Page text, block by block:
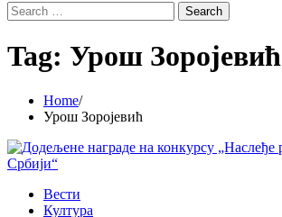
Search
for:
Tag: Урош Зоројевић
Home
Урош Зоројевић
Вести
Култура